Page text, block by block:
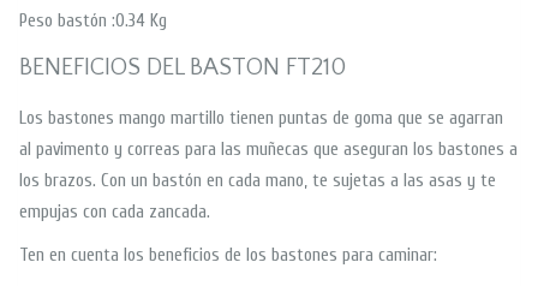
Peso bastón :0.34 Kg
BENEFICIOS DEL BASTON FT210
Los bastones mango martillo tienen puntas de goma que se agarran
al pavimento y correas para las muñecas que aseguran los bastones a
los brazos. Con un bastón en cada mano, te sujetas a las asas y te
empujas con cada zancada.
Ten en cuenta los beneficios de los bastones para caminar: